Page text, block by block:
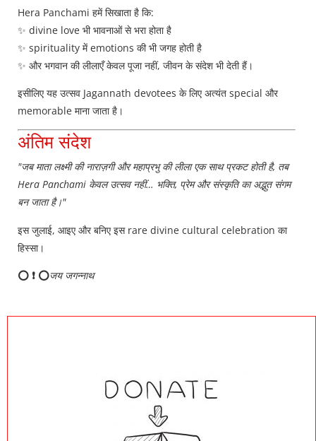
Hera Panchami हमें सिखाता है कि:
✨ divine love भी भावनाओं से भरा होता है
✨ spirituality में emotions की भी जगह होती है
✨ और भगवान की लीलाएँ केवल पूजा नहीं, जीवन के संदेश भी देती हैं।
इसीलिए यह उत्सव Jagannath devotees के लिए अत्यंत special और
memorable माना जाता है।
अंतिम संदेश
"जब माता लक्ष्मी की नाराज़गी और महाप्रभु की लीला एक साथ प्रकट होती है, तब
Hera Panchami केवल उत्सव नहीं… भक्ति, प्रेम और संस्कृति का अद्भुत संगम
बन जाता है।"
इस जुलाई, आइए और बनिए इस rare divine cultural celebration का
हिस्सा।
⭕ ❗ ⭕जय जगन्नाथ